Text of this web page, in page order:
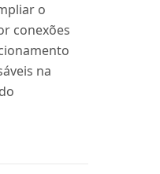
o
conexões
na